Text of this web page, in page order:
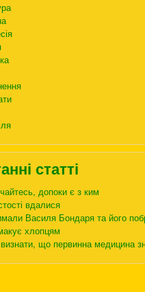
статті
допоки є з ким
вдалися
Василя Бондаря та його
хлопцям
що первинна медицина